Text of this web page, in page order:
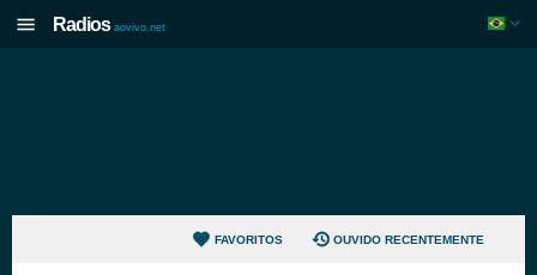
Radios aovivo.net
FAVORITOS OUVIDO RECENTEMENTE